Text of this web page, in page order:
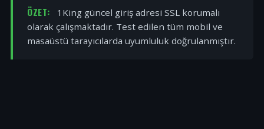
ÖZET:
1King güncel giriş adresi SSL korumalı
olarak çalışmaktadır. Test edilen tüm mobil ve
masaüstü tarayıcılarda uyumluluk doğrulanmıştır.